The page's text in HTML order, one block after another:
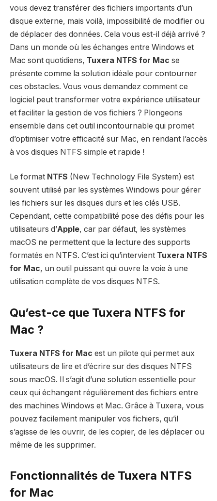
vous devez transférer des fichiers importants d’un
disque externe, mais voilà, impossibilité de modifier ou
de déplacer des données. Cela vous est-il déjà arrivé ?
Dans un monde où les échanges entre Windows et
Mac sont quotidiens, Tuxera NTFS for Mac se
présente comme la solution idéale pour contourner
ces obstacles. Vous vous demandez comment ce
logiciel peut transformer votre expérience utilisateur
et faciliter la gestion de vos fichiers ? Plongeons
ensemble dans cet outil incontournable qui promet
d’optimiser votre efficacité sur Mac, en rendant l’accès
à vos disques NTFS simple et rapide !
Le format NTFS (New Technology File System) est
souvent utilisé par les systèmes Windows pour gérer
les fichiers sur les disques durs et les clés USB.
Cependant, cette compatibilité pose des défis pour les
utilisateurs d’Apple, car par défaut, les systèmes
macOS ne permettent que la lecture des supports
formatés en NTFS. C’est ici qu’intervient Tuxera NTFS
for Mac, un outil puissant qui ouvre la voie à une
utilisation complète de vos disques NTFS.
Qu’est-ce que Tuxera NTFS for
Mac ?
Tuxera NTFS for Mac est un pilote qui permet aux
utilisateurs de lire et d’écrire sur des disques NTFS
sous macOS. Il s’agit d’une solution essentielle pour
ceux qui échangent régulièrement des fichiers entre
des machines Windows et Mac. Grâce à Tuxera, vous
pouvez facilement manipuler vos fichiers, qu’il
s’agisse de les ouvrir, de les copier, de les déplacer ou
même de les supprimer.
Fonctionnalités de Tuxera NTFS
for Mac